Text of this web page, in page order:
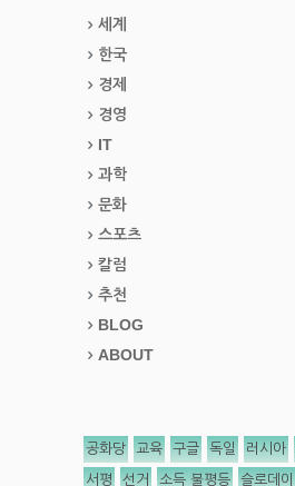
세계
한국
경제
경영
IT
과학
문화
스포츠
칼럼
추천
BLOG
ABOUT
공화당 교육 구글 독일 러시아
서평 선거 소득 불평등 슬로데이